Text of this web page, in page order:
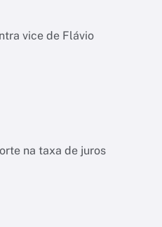
vice de Flávio
na taxa de juros